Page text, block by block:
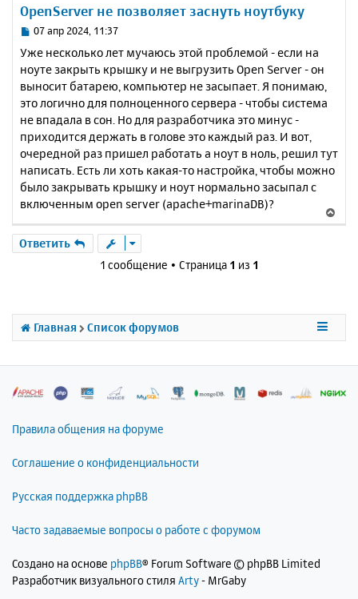
OpenServer не позволяет заснуть ноутбуку
С
о
б
щ
е
н
е
07 апр 2024, 11:37
Уже несколько лет мучаюсь этой проблемой - если на
ноуте закрыть крышку и не выгрузить Open Server - он
выносит батарею, компьютер не засыпает. Я понимаю,
это логично для полноценного сервера - чтобы система
не впадала в сон. Но для разработчика это минус -
приходится держать в голове это каждый раз. И вот,
очередной раз пришел работать а ноут в ноль, решил тут
написать. Есть ли хоть какая-то настройка, чтобы можно
было закрывать крышку и ноут нормально засыпал с
включенным open server (apache+marinaDB)?
е
с
н
ч
Ответить
1 сообщение • Страница 1 из 1
Главная Список форумов
Правила общения на форуме
Соглашение о конфиденциальности
Русская поддержка phpBB
Часто задаваемые вопросы о работе с форумом
Создано на основе phpBB® Forum Software © phpBB Limited
Разработчик визуального стиля Arty- MrGaby